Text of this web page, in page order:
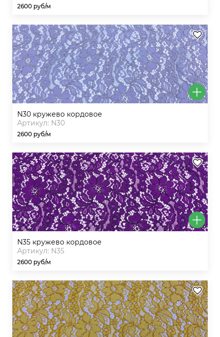
2600 руб/м
n30 кружево кордовое
Артикул: N30
2600 руб/м
n35 кружево кордовое
Артикул: N35
2600 руб/м